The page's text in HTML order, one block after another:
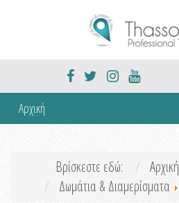
Αρχική
Βρίσκεστε εδώ: Αρχική
Δωμάτια & Διαμερίσματα